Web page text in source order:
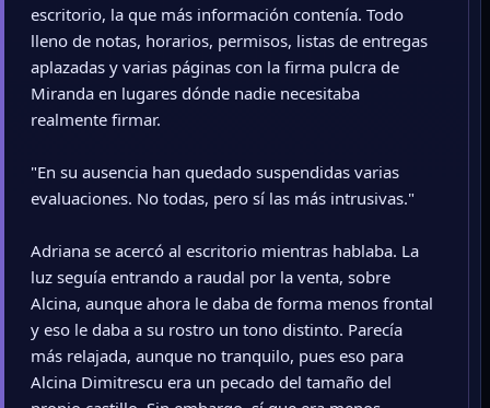
escritorio, la que más información contenía. Todo
lleno de notas, horarios, permisos, listas de entregas
aplazadas y varias páginas con la firma pulcra de
Miranda en lugares dónde nadie necesitaba
realmente firmar.
"En su ausencia han quedado suspendidas varias
evaluaciones. No todas, pero sí las más intrusivas."
Adriana se acercó al escritorio mientras hablaba. La
luz seguía entrando a raudal por la venta, sobre
Alcina, aunque ahora le daba de forma menos frontal
y eso le daba a su rostro un tono distinto. Parecía
más relajada, aunque no tranquilo, pues eso para
Alcina Dimitrescu era un pecado del tamaño del